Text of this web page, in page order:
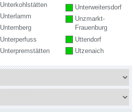
Unterkohlstätten
Unterlamm
Unternberg
Unterperfuss
Unterpremstätten
Unterweitersdorf
Unzmarkt-
Frauenburg
Uttendorf
Utzenaich